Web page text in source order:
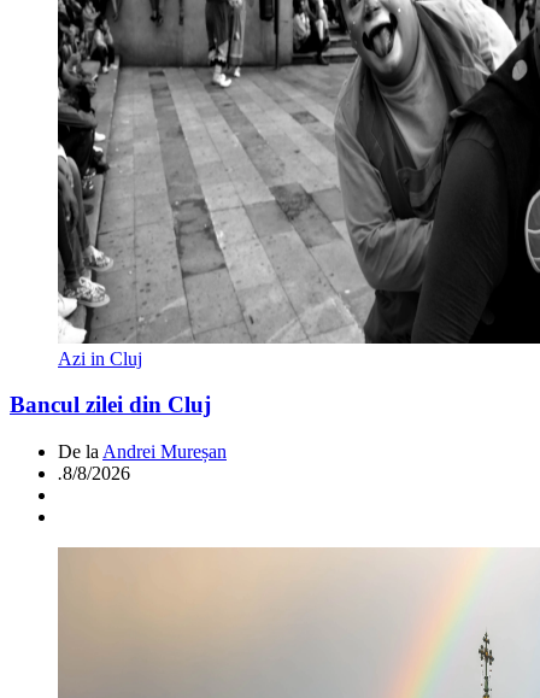
Azi in Cluj
Bancul zilei din Cluj
De la Andrei Mureșan
.8/8/2026